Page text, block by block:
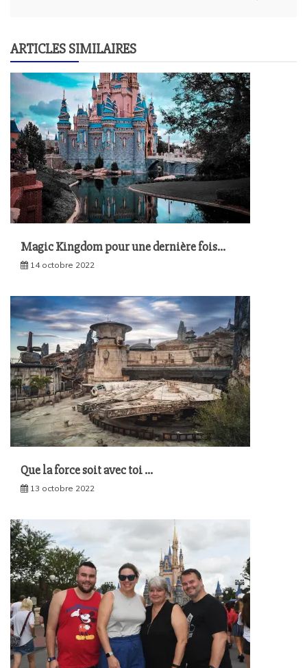
ARTICLES SIMILAIRES
Magic Kingdom pour une dernière fois…
14 octobre 2022
Que la force soit avec toi …
13 octobre 2022